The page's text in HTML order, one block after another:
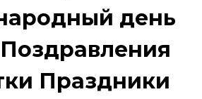
день
Праздники